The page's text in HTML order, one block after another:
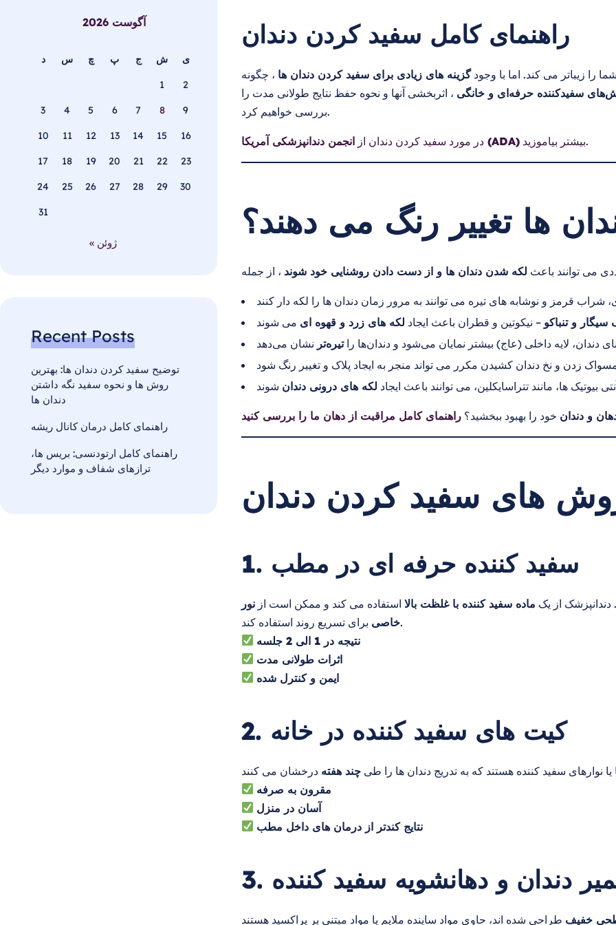
راهنمای کامل سفید کردن دندان
را زیباتر می کند. اما با وجودگزینه های زیادی برای سفید کردن دندان ها ، چگونه
سفیدکننده حرفه‌ای و خانگی ، اثربخشی آنها و نحوه حفظ نتایج طولانی مدت را
بررسی خواهیم کرد.
در مورد سفید کردن دندان از انجمن دندانپزشکی آمریکا (ADA) بیشتر بیاموزید.
ها تغییر رنگ می دهند؟
می توانند باعث لکه شدن دندان ها و از دست دادن روشنایی خود شوند
و تنباکو – نیکوتین و قطران باعث ایجاد لکه های زرد و قهوه ای
دندان، لایه داخلی (عاج) بیشتر نمایان می‌شود و دندان‌ها راتیره‌تر
بیوتیک ها، مانند تتراسایکلین، می توانند باعث ایجاد لکه های درونی دندان
و دندان خود را بهبود ببخشید؟ راهنمای کامل مراقبت از دهان ما را بررسی کنید
های سفید کردن دندان
1. سفید کننده حرفه ای در مطب
از یک ماده سفید کننده با غلظت بالا استفاده می کند و ممکن است از نور
خاصیبرای تسریع روند استفاده کند.
نتیجه در 1 الی 2 جلسه
اثرات طولانی مدت
ایمن و کنترل شده
2. کیت های سفید کننده در خانه
سفید کننده هستند که به تدریج دندان ها را طی چند هفته
مقرون به صرفه
آسان در منزل
نتایج کندتر از درمان های داخل مطب
خمیر دندان و دهانشویه سفید کننده
خفیف
آگوست 2026
د س چ پ ج ش ی
1 2
3 4 5 6 7 8 9
10 11 12 13 14 15 16
17 18 19 20 21 22 23
24 25 26 27 28 29 30
31
« ژوئن
Recent Posts
توضیح سفید کردن دندان ها: بهترین
روش ها و نحوه سفید نگه داشتن
دندان ها
راهنمای کامل درمان کانال ریشه
راهنمای کامل ارتودنسی: بریس ها،
ترازهای شفاف و موارد دیگر